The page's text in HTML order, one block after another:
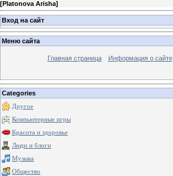
[Platonova Arisha]
Вход на сайт
Меню сайта
Главная страница Информация о сайте
Categories
Другое
Компьютерные игры
Красота и здоровье
Люди и блоги
Музыка
Общество